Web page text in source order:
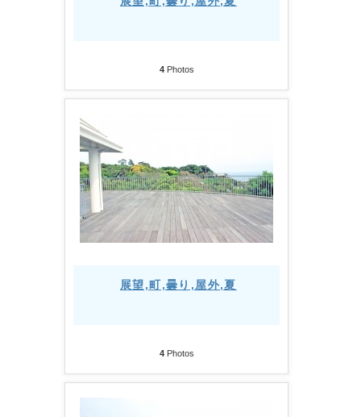
4Photos
展望,町,曇り,屋外,夏
4Photos